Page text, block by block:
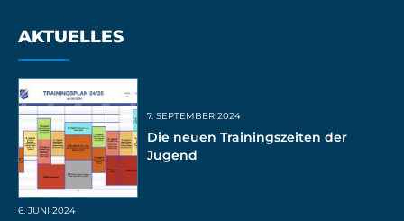
AKTUELLES
7. SEPTEMBER 2024
Die neuen Trainingszeiten der
Jugend
6. JUNI 2024